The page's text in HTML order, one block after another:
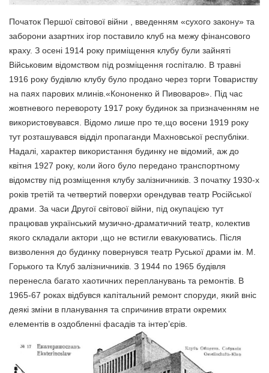
Початок Першої світової війни , введенням «сухого закону» та
заборони азартних ігор поставило клуб на межу фінансового
краху. З осені 1914 року приміщення клубу були зайняті
Військовим відомством під розміщення госпіталю. В травні
1916 року будівлю клубу було продано через торги Товариству
на паях парових млинів.«Кононенко й Пивоваров». Під час
жовтневого перевороту 1917 року будинок за призначенням не
використовувався. Відомо лише про те,що восени 1919 року
тут розташувався відділ пропаганди Махновської республіки.
Надалі, характер використання будинку не відомий, аж до
квітня 1927 року, коли його було передано транспортному
відомству під розміщення клубу залізничників. З початку 1930-х
років третій та четвертий поверхи орендував театр Російської
драми. За часи Другої світової війни, під окупацією тут
працював український музично-драматичний театр, колектив
якого складали актори ,що не встигли евакуюватись. Після
визволення до будинку повернувся театр Руської драми ім. М.
Горького та Клуб залізничників. З 1944 по 1965 будівля
перенесла багато хаотичних перепланувань та ремонтів. В
1965-67 роках відбувся капітальний ремонт споруди, який вніс
деякі зміни в планування та спричинив втрати окремих
елементів в оздобленні фасадів та інтер’єрів.